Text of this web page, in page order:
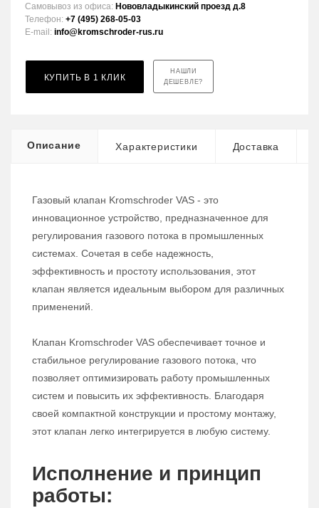
Самовывоз из офиса: Нововладыкинский проезд д.8
Телефон: +7 (495) 268-05-03
E-mail: info@kromschroder-rus.ru
КУПИТЬ В 1 КЛИК
НАШЛИ
ДЕШЕВЛЕ?
Описание Характеристики Доставка
Газовый клапан Kromschroder VAS - это
инновационное устройство, предназначенное для
регулирования газового потока в промышленных
системах. Сочетая в себе надежность,
эффективность и простоту использования, этот
клапан является идеальным выбором для различных
применений.
Клапан Kromschroder VAS обеспечивает точное и
стабильное регулирование газового потока, что
позволяет оптимизировать работу промышленных
систем и повысить их эффективность. Благодаря
своей компактной конструкции и простому монтажу,
этот клапан легко интегрируется в любую систему.
Исполнение и принцип
работы: